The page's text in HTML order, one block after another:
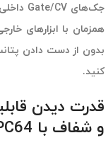
همزمان با ابزارهای
کنید.
قدرت دیدن
و شفاف با AKAI Professional APC64